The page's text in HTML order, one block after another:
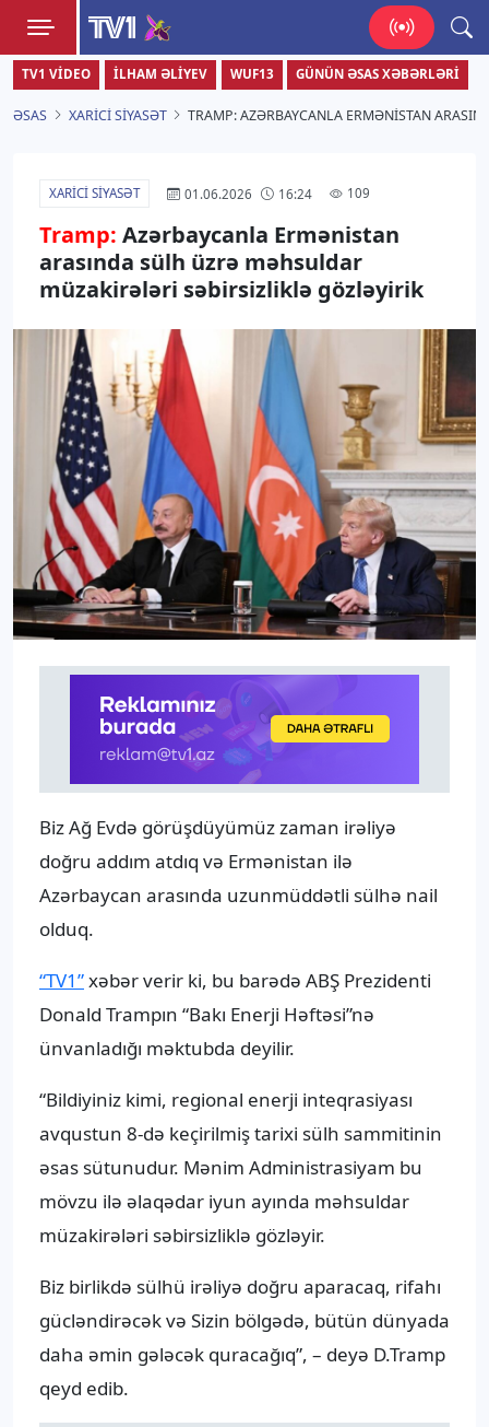
TV1
Zamanı bizimlə yaşa!
TV1 VIDEO İLHAM ƏLIYEV WUF13 GÜNÜN ƏSAS XƏBƏRLƏRI
ƏSAS XARICI SIYASƏT TRAMP: AZƏRBAYCANLA ERMƏNISTAN
XARICI SIYASƏT 01.06.2026 16:24 109
Tramp: Azərbaycanla Ermənistan
arasında sülh üzrə məhsuldar
müzakirələri səbirsizliklə gözləyirik
Biz Ağ Evdə görüşdüyümüz zaman irəliyə
doğru addım atdıq və Ermənistan ilə
Azərbaycan arasında uzunmüddətli sülhə nail
olduq.
“TV1”xəbər verir ki, bu barədə ABŞ Prezidenti
Donald Trampın “Bakı Enerji Həftəsi”nə
ünvanladığı məktubda deyilir.
“Bildiyiniz kimi, regional enerji inteqrasiyası
avqustun 8-də keçirilmiş tarixi sülh sammitinin
əsas sütunudur. Mənim Administrasiyam bu
mövzu ilə əlaqədar iyun ayında məhsuldar
müzakirələri səbirsizliklə gözləyir.
Biz birlikdə sülhü irəliyə doğru aparacaq, rifahı
gücləndirəcək və Sizin bölgədə, bütün dünyada
daha əmin gələcək quracağıq”, – deyə D.Tramp
qeyd edib.